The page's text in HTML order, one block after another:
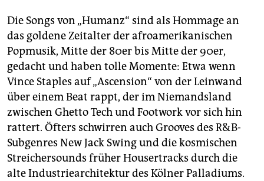
Die Songs von „Humanz“ sind als Hommage an
das goldene Zeitalter der afroamerikanischen
Popmusik, Mitte der 80er bis Mitte der 90er,
gedacht und haben tolle Momente: Etwa wenn
Vince Staples auf „Ascension“ von der Leinwand
über einem Beat rappt, der im Niemandsland
zwischen Ghetto Tech und Footwork vor sich hin
rattert. Öfters schwirren auch Grooves des R&B-
Subgenres New Jack Swing und die kosmischen
Streichersounds früher Housertracks durch die
alte Industriearchitektur des Kölner Palladiums.